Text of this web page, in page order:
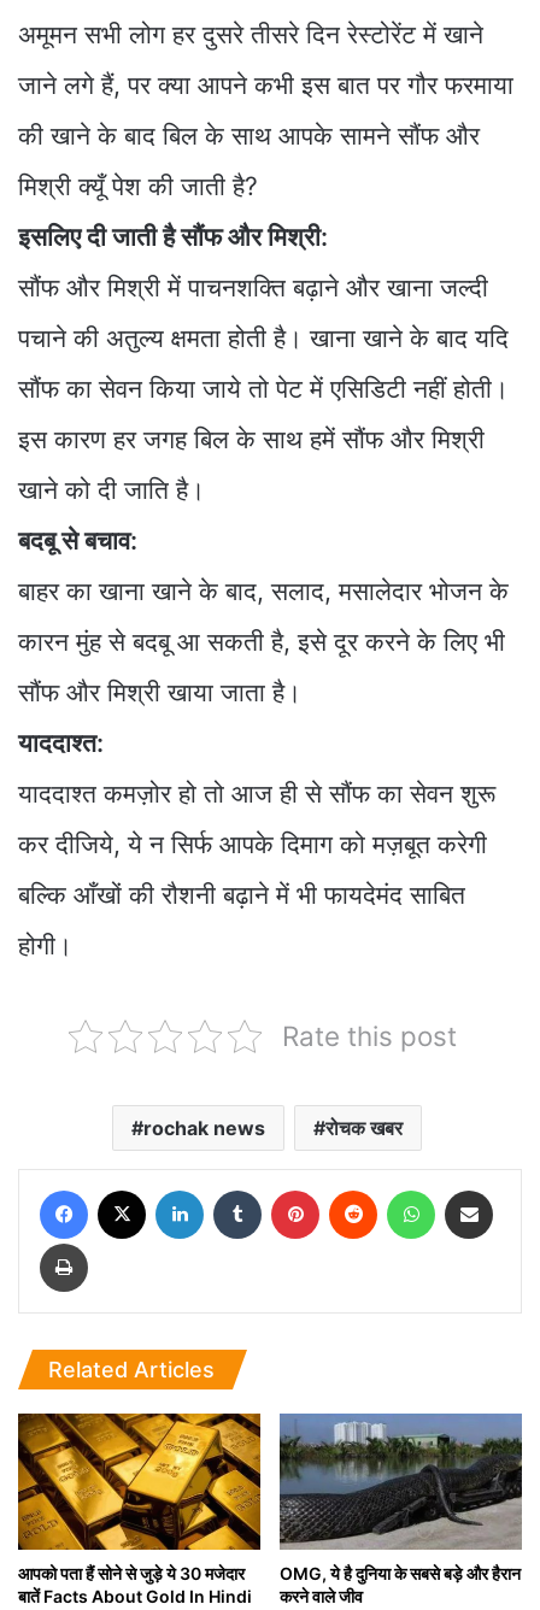
अमूमन सभी लोग हर दुसरे तीसरे दिन रेस्टोरेंट में खाने
जाने लगे हैं, पर क्या आपने कभी इस बात पर गौर फरमाया
की खाने के बाद बिल के साथ आपके सामने सौंफ और
मिश्री क्यूँ पेश की जाती है?
इसलिए दी जाती है सौंफ और मिश्री:
सौंफ और मिश्री में पाचनशक्ति बढ़ाने और खाना जल्दी
पचाने की अतुल्य क्षमता होती है। खाना खाने के बाद यदि
सौंफ का सेवन किया जाये तो पेट में एसिडिटी नहीं होती।
इस कारण हर जगह बिल के साथ हमें सौंफ और मिश्री
खाने को दी जाति है।
बदबू से बचाव:
बाहर का खाना खाने के बाद, सलाद, मसालेदार भोजन के
कारन मुंह से बदबू आ सकती है, इसे दूर करने के लिए भी
सौंफ और मिश्री खाया जाता है।
याददाश्त:
याददाश्त कमज़ोर हो तो आज ही से सौंफ का सेवन शुरू
कर दीजिये, ये न सिर्फ आपके दिमाग को मज़बूत करेगी
बल्कि आँखों की रौशनी बढ़ाने में भी फायदेमंद साबित
होगी।
Rate this post
rochak news रोचक खबर
Facebook LinkedIn Tumblr Pinterest Reddit WhatsApp
Print
Related Articles
आपको पता हैं सोने से जुड़े ये 30 मजेदार
बातें Facts About Gold In Hindi
OMG, ये है दुनिया के सबसे बड़े और हैरान
करने वाले जीव